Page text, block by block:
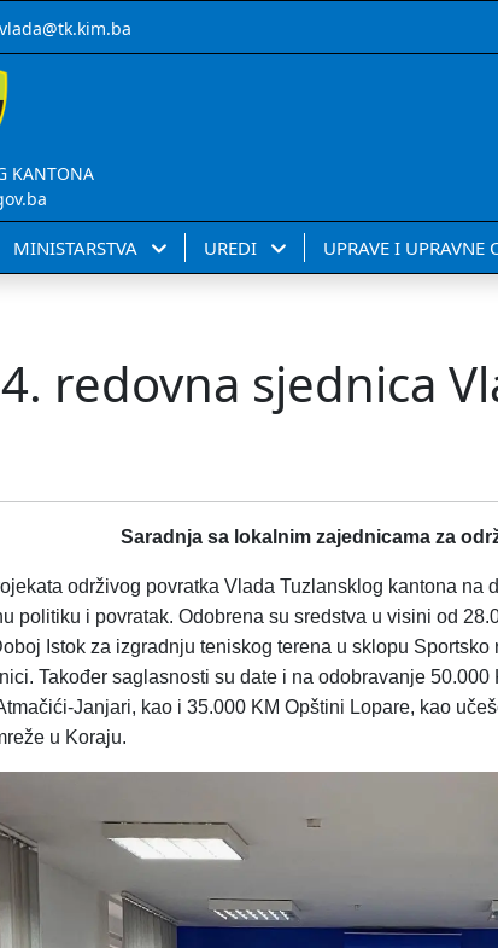
vlada@tk.kim.ba
KANTONA
MINISTARSTVA UREDI UPRAVE I UPRAVNE
redovna sjednica
Saradnja sa lokalnim zajednicama za
održivog povratka Vlada Tuzlansklog kantona
politiku i povratak. Odobrena su sredstva u visini od
Istok za izgradnju teniskog terena u sklopu
Također saglasnosti su date i na odobravanje
Janjari, kao i 35.000 KM Opštini Lopare, kao
u Koraju.